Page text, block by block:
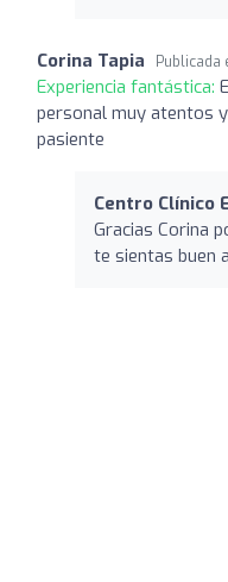
Corina Tapia Publicada
Experiencia fantástica:
personal muy atentos
pasiente
Centro Clínico
Gracias Corina
te sientas buen